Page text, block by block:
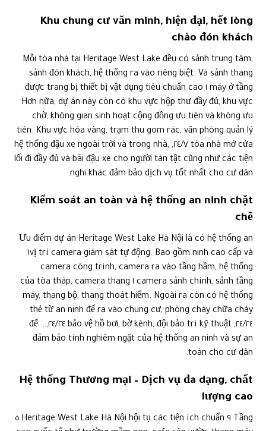
Khu chung cư văn minh, hiện đại, hết lòng
chào đón khách
Mỗi tòa nhà tại Heritage West Lake đều có sảnh trung tâm,
sảnh đón khách, hệ thống ra vào riêng biệt. Và sảnh thang
máy ở tầng ١ được trang bị thiết bị vật dụng tiêu chuẩn cao.
Hơn nữa, dự án này còn có khu vực hộp thư đầy đủ, khu vực
chờ, không gian sinh hoạt cộng đồng ưu tiên và không ưu
tiên. Khu vực hóa vàng, trạm thu gom rác, văn phòng quản lý
tòa nhà mở cửa ٢٤/٧, hệ thống đậu xe ngoài trời và trong nhà,
lối đi đầy đủ và bãi đậu xe cho người tàn tật cũng như các tiện
nghi khác đảm bảo dịch vụ tốt nhất cho cư dân.
Kiểm soát an toàn và hệ thống an ninh chặt
chẽ
Ưu điểm dự án Heritage West Lake Hà Nội là có hệ thống an
ninh cao cấp và ٦vị trí camera giám sát tự động. Bao gồm
camera công trình, camera ra vào tầng hầm, hệ thống
camera sảnh chính, sảnh tầng ١ của tòa tháp, camera thang
máy, thang bộ, thang thoát hiểm. Ngoài ra còn có hệ thống
thẻ từ an ninh để ra vào chung cư, phòng cháy chữa cháy
٢٤/٢٤, bảo vệ hồ bơi, bờ kênh, đội bảo trì kỹ thuật ٢٤/٢٤,… để
đảm bảo tính nghiêm ngặt của hệ thống an ninh và sự an
toàn cho cư dân.
Hệ thống Thương mại – Dịch vụ đa dạng, chất
lượng cao
Tầng ٩ Heritage West Lake Hà Nội hội tụ các tiện ích chuẩn ٥